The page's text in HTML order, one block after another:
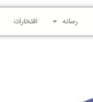
رسانه افتخارات